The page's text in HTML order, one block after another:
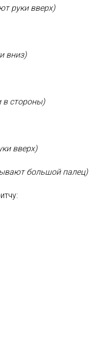
руки вверх)
вниз)
в стороны)
вверх)
большой палец)